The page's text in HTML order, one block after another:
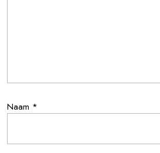
Naam *